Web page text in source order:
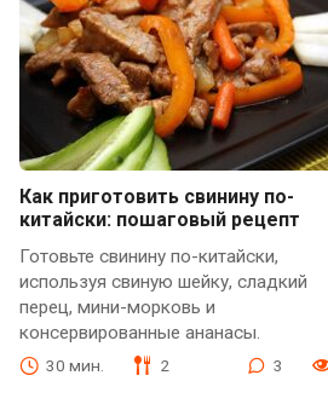
Как приготовить свинину по-
китайски: пошаговый рецепт
Готовьте свинину по-китайски,
используя свиную шейку, сладкий
перец, мини-морковь и
консервированные ананасы.
30 мин. 2 3